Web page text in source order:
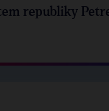
republiky